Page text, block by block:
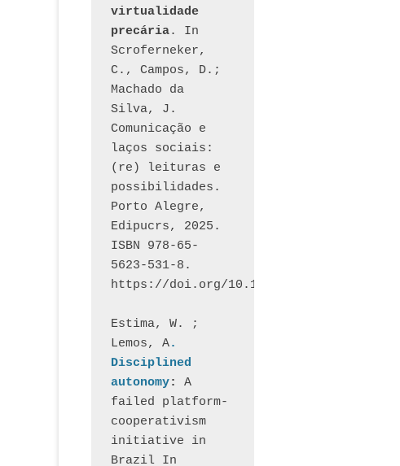
virtualidade
precária. In
Scroferneker,
C., Campos, D.;
Machado da
Silva, J.
Comunicação e
laços sociais:
(re) leituras e
possibilidades.
Porto Alegre,
Edipucrs, 2025.
ISBN 978-65-
5623-531-8.
https://doi.org/10.15448/1877.3
Estima, W. ;
Lemos, A.
Disciplined
autonomy: A
failed platform-
cooperativism
initiative in
Brazil In